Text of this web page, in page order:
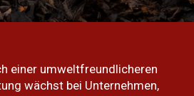
einer umweltfreundlicheren
wächst bei Unternehmen,